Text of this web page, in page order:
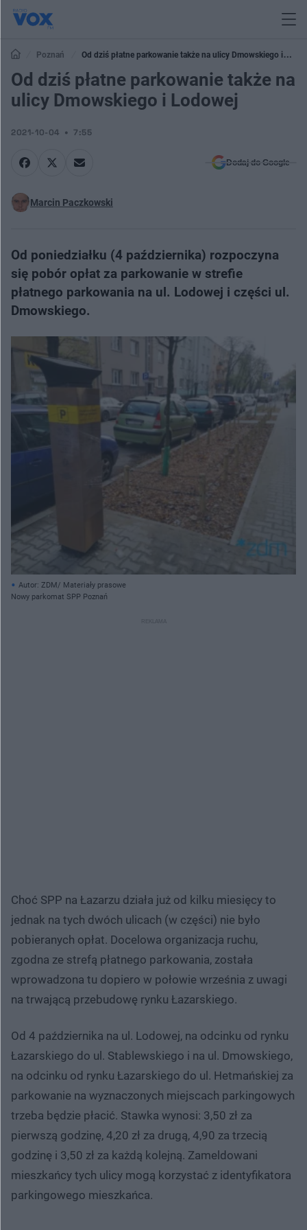
Poznań
Od dziś płatne parkowanie także na ulicy Dmowskiego i
Lodowej
Od dziś płatne parkowanie także na
ulicy Dmowskiego i Lodowej
2021-10-04 7:55
Dodaj do Google
Marcin Paczkowski
Od poniedziałku (4 października) rozpoczyna
się pobór opłat za parkowanie w strefie
płatnego parkowania na ul. Lodowej i części ul.
Dmowskiego.
Autor: ZDM/ Materiały prasowe
Nowy parkomat SPP Poznań
Choć SPP na Łazarzu działa już od kilku miesięcy to
jednak na tych dwóch ulicach (w części) nie było
pobieranych opłat. Docelowa organizacja ruchu,
zgodna ze strefą płatnego parkowania, została
wprowadzona tu dopiero w połowie września z uwagi
na trwającą przebudowę rynku Łazarskiego.
Od 4 października na ul. Lodowej, na odcinku od rynku
Łazarskiego do ul. Stablewskiego i na ul. Dmowskiego,
na odcinku od rynku Łazarskiego do ul. Hetmańskiej za
parkowanie na wyznaczonych miejscach parkingowych
trzeba będzie płacić. Stawka wynosi: 3,50 zł za
pierwszą godzinę, 4,20 zł za drugą, 4,90 za trzecią
godzinę i 3,50 zł za każdą kolejną. Zameldowani
mieszkańcy tych ulicy mogą korzystać z identyfikatora
parkingowego mieszkańca.